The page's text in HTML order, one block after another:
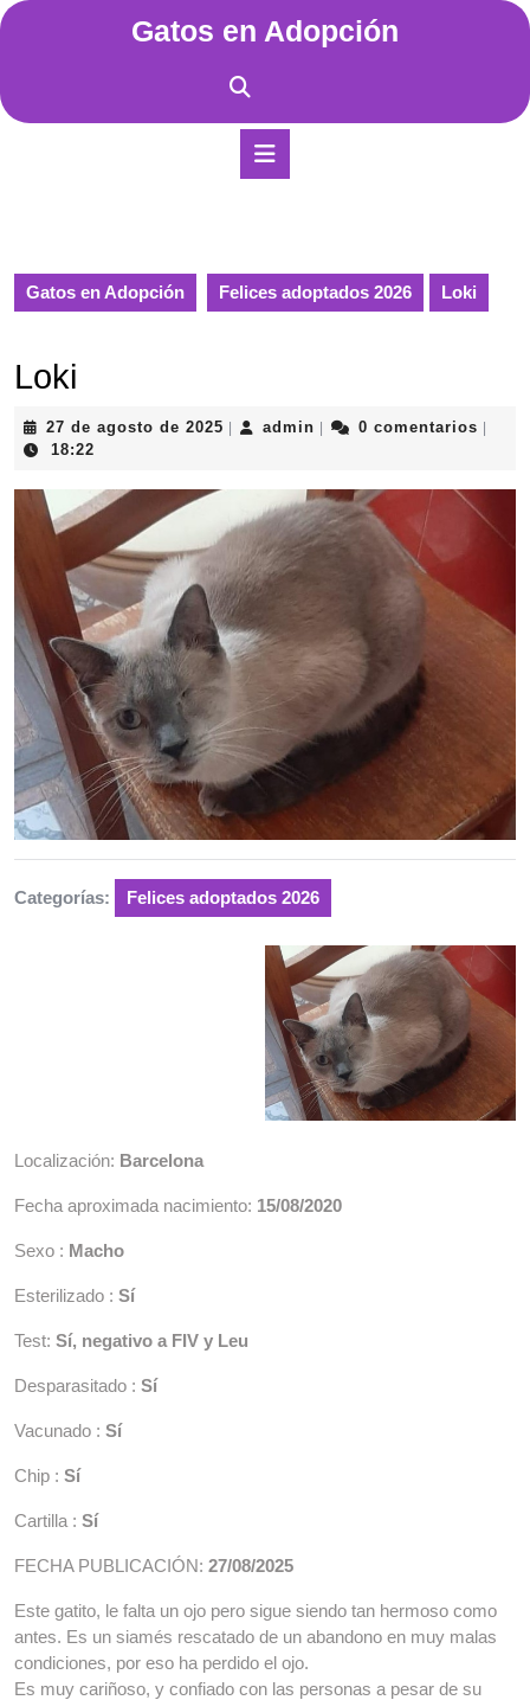
Saltar
Gatos en Adopción
Gatos en Adopción Felices adoptados 2026 Loki
Loki
27 de agosto de 2025 27
de
2025
admin admin0 comentarios
18:22
Categorías: Felices adoptados 2026
Localización: Barcelona
Fecha aproximada nacimiento: 15/08/2020
Sexo : Macho
Esterilizado : Sí
Test: Sí, negativo a FIV y Leu
Desparasitado : Sí
Vacunado : Sí
Chip : Sí
Cartilla : Sí
FECHA PUBLICACIÓN: 27/08/2025
Este gatito, le falta un ojo pero sigue siendo tan hermoso como
antes. Es un siamés rescatado de un abandono en muy malas
condiciones, por eso ha perdido el ojo.
Es muy cariñoso, y confiado con las personas a pesar de su